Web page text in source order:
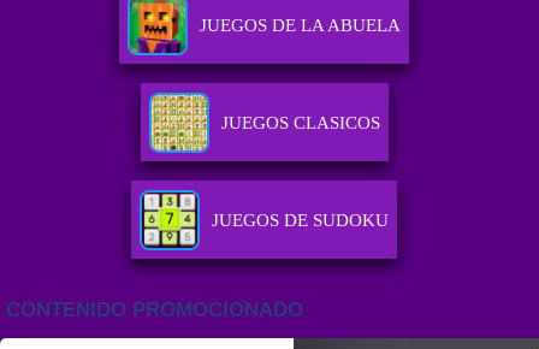
JUEGOS DE LA ABUELA
JUEGOS CLASICOS
JUEGOS DE SUDOKU